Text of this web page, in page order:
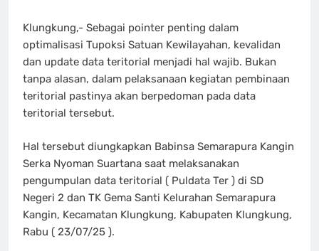
Klungkung,- Sebagai pointer penting dalam
optimalisasi Tupoksi Satuan Kewilayahan, kevalidan
dan update data teritorial menjadi hal wajib. Bukan
tanpa alasan, dalam pelaksanaan kegiatan pembinaan
teritorial pastinya akan berpedoman pada data
teritorial tersebut.
Hal tersebut diungkapkan Babinsa Semarapura Kangin
Serka Nyoman Suartana saat melaksanakan
pengumpulan data teritorial ( Puldata Ter ) di SD
Negeri 2 dan TK Gema Santi Kelurahan Semarapura
Kangin, Kecamatan Klungkung, Kabupaten Klungkung,
Rabu ( 23/07/25 ).